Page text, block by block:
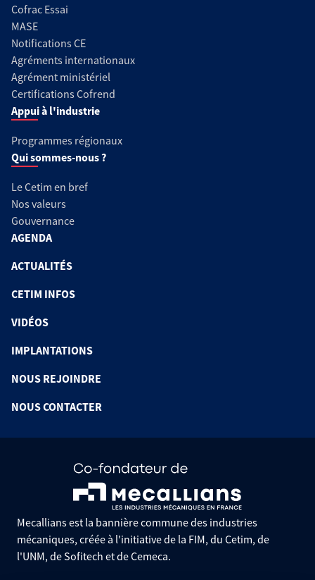
Cofrac Essai
MASE
Notifications CE
Agréments internationaux
Agrément ministériel
Certifications Cofrend
Appui à l'industrie
Programmes régionaux
Qui sommes-nous ?
Le Cetim en bref
Nos valeurs
Gouvernance
AGENDA
ACTUALITÉS
CETIM INFOS
VIDÉOS
IMPLANTATIONS
NOUS REJOINDRE
NOUS CONTACTER
Mecallians est la bannière commune des industries
mécaniques, créée à l'initiative de la FIM, du Cetim, de
l'UNM, de Sofitech et de Cemeca.